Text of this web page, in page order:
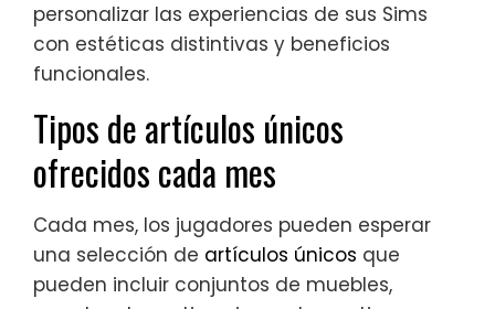
personalizar las experiencias de sus Sims
con estéticas distintivas y beneficios
funcionales.
Tipos de artículos únicos
ofrecidos cada mes
Cada mes, los jugadores pueden esperar
una selección de artículos únicos que
pueden incluir conjuntos de muebles,